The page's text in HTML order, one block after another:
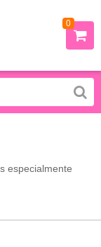
0
especialmente